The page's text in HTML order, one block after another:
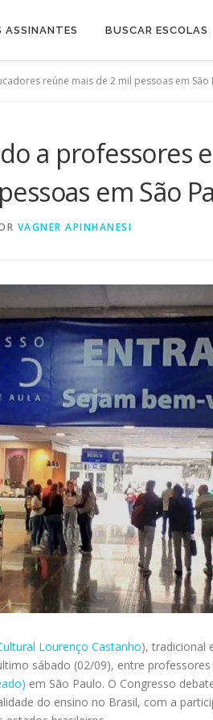
ASSINANTES BUSCAR ESCOLAS
reúne mais de 2 mil pessoas em São
a professores
em São
VAGNER APINHANESI
Lourenço Castanho), tradicional
sábado (02/09), entre
em São Paulo. O Congresso
do ensino no Brasil, com a